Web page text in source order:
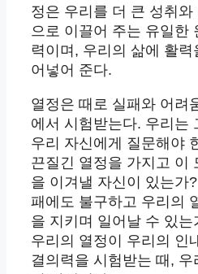
정은 우리를 더 큰 성취와
으로 이끌어 주는 유일한
력이며, 우리의 삶에 활력
어넣어 준다.
열정은 때로 실패와 어려
에서 시험받는다. 우리는
우리 자신에게 질문해야
끈질긴 열정을 가지고 이
을 이겨낼 자신이 있는가
패에도 불구하고 우리의
을 지키며 일어날 수 있는
우리의 열정이 우리의 인
결의력을 시험받는 때, 우